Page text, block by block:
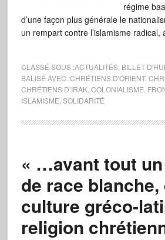
régime
d’une façon plus générale le
un rempart contre l’islamisme
CLASSÉ SOUS :ACTUALITÉS, BILLET
BALISÉ AVEC :CHRÉTIENS D'ORIENT,
CHRÉTIENS D’IRAK, COLONIALISME
ISLAMISME SOLIDARITÉ
« …avant tout
de race blanche,
culture gréco-
religion